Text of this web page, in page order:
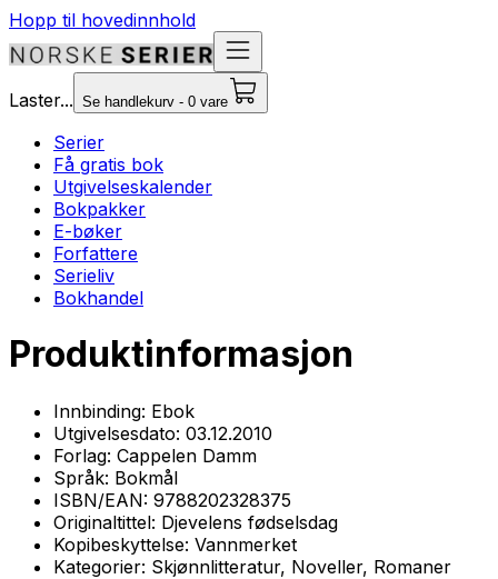
Hopp til hovedinnhold
Laster... Se handlekurv - 0 vare
Serier
Få gratis bok
Utgivelseskalender
Bokpakker
E-bøker
Forfattere
Serieliv
Bokhandel
Produktinformasjon
Innbinding: Ebok
Utgivelsesdato: 03.12.2010
Forlag: Cappelen Damm
Språk: Bokmål
ISBN/EAN: 9788202328375
Originaltittel: Djevelens fødselsdag
Kopibeskyttelse: Vannmerket
Kategorier: Skjønnlitteratur, Noveller, Romaner